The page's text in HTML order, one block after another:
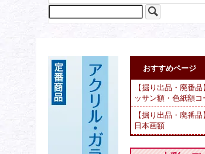
おすすめページ
【掘り出品・廃番
ッサン額・色紙額コ
【掘り出品・廃番品
日本画額